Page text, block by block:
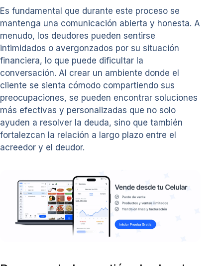
Es fundamental que durante este proceso se
mantenga una comunicación abierta y honesta. A
menudo, los deudores pueden sentirse
intimidados o avergonzados por su situación
financiera, lo que puede dificultar la
conversación. Al crear un ambiente donde el
cliente se sienta cómodo compartiendo sus
preocupaciones, se pueden encontrar soluciones
más efectivas y personalizadas que no solo
ayuden a resolver la deuda, sino que también
fortalezcan la relación a largo plazo entre el
acreedor y el deudor.